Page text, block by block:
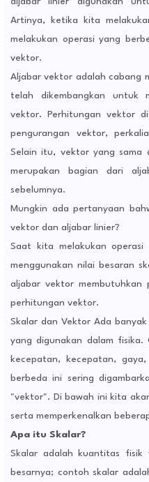
Artinya, ketika kita
melakukan operasi yang
vektor.
Aljabar vektor adalah cabang
telah dikembangkan untuk
vektor. Perhitungan vektor
pengurangan vektor,
Selain itu, vektor yang sama
merupakan bagian dari
sebelumnya.
Mungkin ada pertanyaan
vektor dan aljabar linier?
Saat kita melakukan
menggunakan nilai besaran
aljabar vektor membutuhkan
perhitungan vektor.
Skalar dan Vektor Ada
yang digunakan dalam fisika.
kecepatan, kecepatan,
berbeda ini sering
"vektor". Di bawah ini kita
serta memperkenalkan
Apa itu Skalar?
Skalar adalah kuantitas fisik
besarnya; contoh skalar